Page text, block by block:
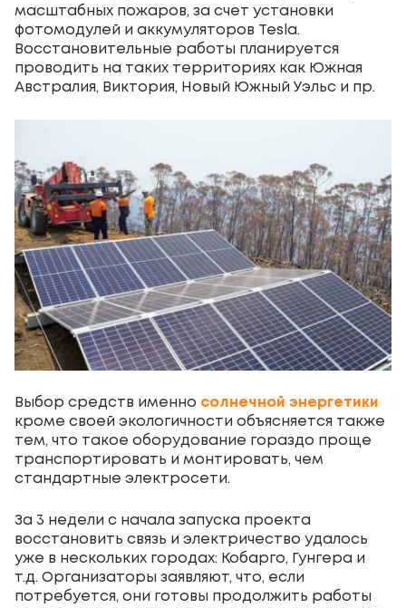
масштабных пожаров, за счет установки
фотомодулей и аккумуляторов Tesla.
Восстановительные работы планируется
проводить на таких территориях как Южная
Австралия, Виктория, Новый Южный Уэльс и пр.
Выбор средств именно солнечной энергетики
кроме своей экологичности объясняется также
тем, что такое оборудование гораздо проще
транспортировать и монтировать, чем
стандартные электросети.
За 3 недели с начала запуска проекта
восстановить связь и электричество удалось
уже в нескольких городах: Кобарго, Гунгера и
т.д. Организаторы заявляют, что, если
потребуется, они готовы продолжить работы